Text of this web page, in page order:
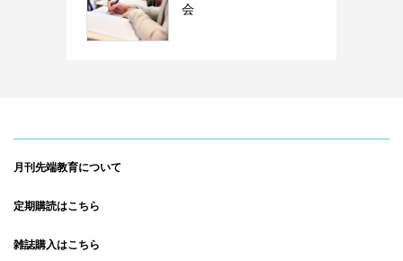
会
月刊先端教育について
定期購読はこちら
雑誌購入はこちら